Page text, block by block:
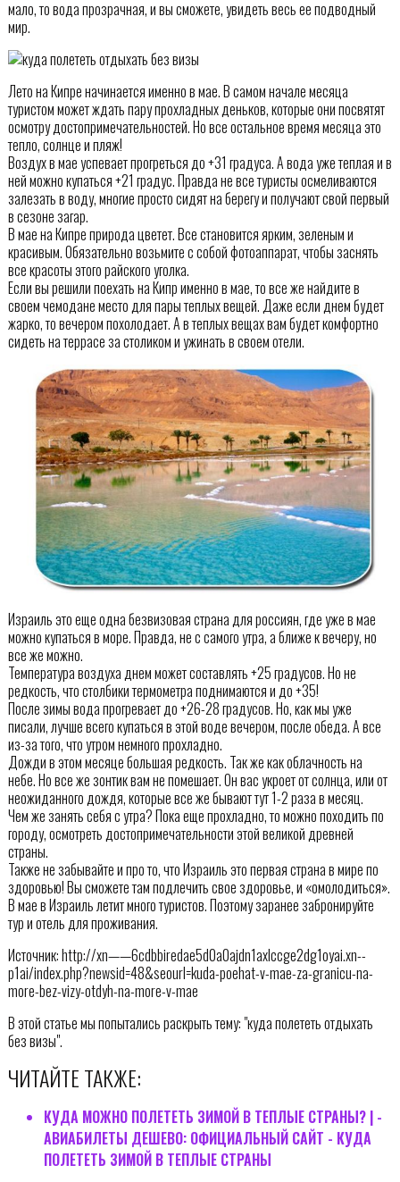
мало, то вода прозрачная, и вы сможете, увидеть весь ее подводный
мир.
Лето на Кипре начинается именно в мае. В самом начале месяца
туристом может ждать пару прохладных деньков, которые они посвятят
осмотру достопримечательностей. Но все остальное время месяца это
тепло, солнце и пляж!
Воздух в мае успевает прогреться до +31 градуса. А вода уже теплая и в
ней можно купаться +21 градус. Правда не все туристы осмеливаются
залезать в воду, многие просто сидят на берегу и получают свой первый
в сезоне загар.
В мае на Кипре природа цветет. Все становится ярким, зеленым и
красивым. Обязательно возьмите с собой фотоаппарат, чтобы заснять
все красоты этого райского уголка.
Если вы решили поехать на Кипр именно в мае, то все же найдите в
своем чемодане место для пары теплых вещей. Даже если днем будет
жарко, то вечером похолодает. А в теплых вещах вам будет комфортно
сидеть на террасе за столиком и ужинать в своем отели.
Израиль это еще одна безвизовая страна для россиян, где уже в мае
можно купаться в море. Правда, не с самого утра, а ближе к вечеру, но
все же можно.
Температура воздуха днем может составлять +25 градусов. Но не
редкость, что столбики термометра поднимаются и до +35!
После зимы вода прогревает до +26-28 градусов. Но, как мы уже
писали, лучше всего купаться в этой воде вечером, после обеда. А все
из-за того, что утром немного прохладно.
Дожди в этом месяце большая редкость. Так же как облачность на
небе. Но все же зонтик вам не помешает. Он вас укроет от солнца, или от
неожиданного дождя, которые все же бывают тут 1-2 раза в месяц.
Чем же занять себя с утра? Пока еще прохладно, то можно походить по
городу, осмотреть достопримечательности этой великой древней
страны.
Также не забывайте и про то, что Израиль это первая страна в мире по
здоровью! Вы сможете там подлечить свое здоровье, и «омолодиться».
В мае в Израиль летит много туристов. Поэтому заранее забронируйте
тур и отель для проживания.
Источник: http://xn——6cdbbiredae5d0a0ajdn1axlccge2dg1oyai.xn--
p1ai/index.php?newsid=48&seourl=kuda-poehat-v-mae-za-granicu-na-
more-bez-vizy-otdyh-na-more-v-mae
В этой статье мы попытались раскрыть тему: "куда полететь отдыхать
без визы".
ЧИТАЙТЕ ТАКЖЕ:
КУДА МОЖНО ПОЛЕТЕТЬ ЗИМОЙ В ТЕПЛЫЕ СТРАНЫ? | -
АВИАБИЛЕТЫ ДЕШЕВО: ОФИЦИАЛЬНЫЙ САЙТ - КУДА
ПОЛЕТЕТЬ ЗИМОЙ В ТЕПЛЫЕ СТРАНЫ